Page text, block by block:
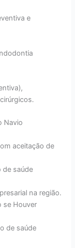
e
Navio
aceitação de
de saúde
na região.
se Houver
de saúde